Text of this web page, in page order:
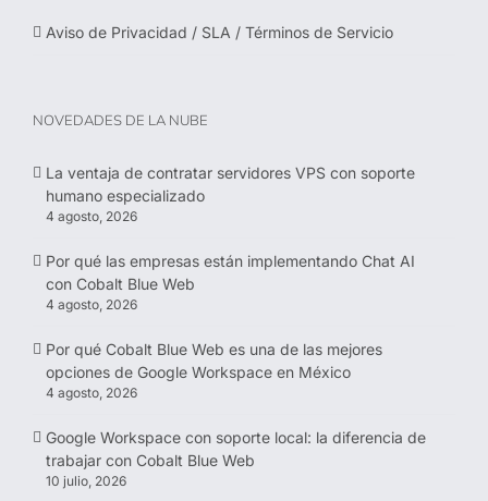
Aviso de Privacidad / SLA / Términos de Servicio
NOVEDADES DE LA NUBE
La ventaja de contratar servidores VPS con soporte
humano especializado
4 agosto, 2026
Por qué las empresas están implementando Chat AI
con Cobalt Blue Web
4 agosto, 2026
Por qué Cobalt Blue Web es una de las mejores
opciones de Google Workspace en México
4 agosto, 2026
Google Workspace con soporte local: la diferencia de
trabajar con Cobalt Blue Web
10 julio, 2026